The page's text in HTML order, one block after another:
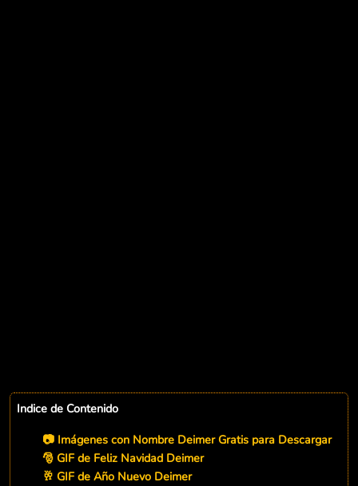
Indice de Contenido
📷 Imágenes con Nombre Deimer Gratis para Descargar
🎅 GIF de Feliz Navidad Deimer
🥂 GIF de Año Nuevo Deimer